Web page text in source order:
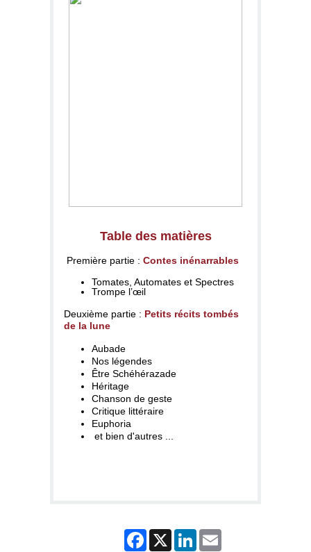
Table des matières
Première partie : Contes inénarrables
Tomates, Automates et Spectres
Trompe l’œil
Deuxième partie : Petits récits tombés
de la lune
Aubade
Nos légendes
Être Schéhérazade
Héritage
Chanson de geste
Critique littéraire
Euphoria
et bien d'autres ...
Facebook
X LinkedIn